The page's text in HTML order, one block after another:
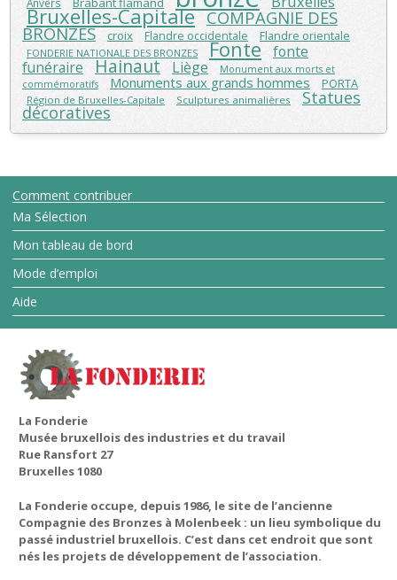
Bruxelles-Capitale COMPAGNIE DES
BRONZES croix Flandre occidentale Flandre orientale
FONDERIE NATIONALE DES BRONZES Fonte fonte
funéraire
Hainaut Liège
Monument aux morts et
commémoratifs
Monuments aux grands hommes PORTA
Région de Bruxelles-Capitale Sculptures animalières Statues
décoratives
Comment contribuer
Ma Sélection
Mon tableau de bord
Mode d’emploi
Aide
La Fonderie
Musée bruxellois des industries et du travail
Rue Ransfort 27
Bruxelles 1080
La Fonderie occupe, depuis 1986, le site de l’ancienne
Compagnie des Bronzes à Molenbeek : un lieu symbolique du
passé industriel bruxellois. C’est dans cet endroit que sont
nés les projets de développement de l’association.